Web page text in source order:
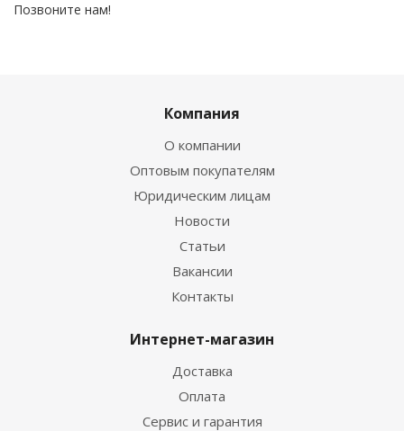
Позвоните нам!
Компания
О компании
Оптовым покупателям
Юридическим лицам
Новости
Статьи
Вакансии
Контакты
Интернет-магазин
Доставка
Оплата
Сервис и гарантия